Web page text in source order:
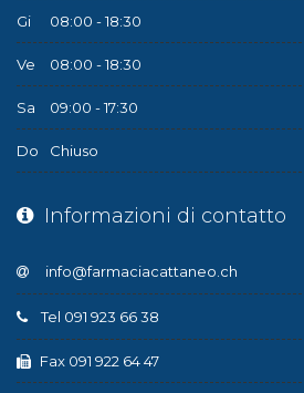
Gi 08:00 - 18:30
Ve 08:00 - 18:30
Sa 09:00 - 17:30
Do Chiuso
Informazioni di contatto
Tel 091 923 66 38
Fax 091 922 64 47